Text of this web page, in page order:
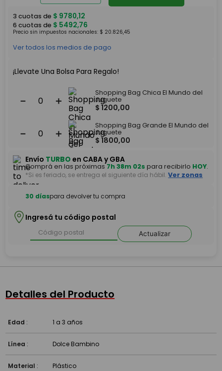
3 cuotas de $ 9780,12
6 cuotas de $ 5492,76
Precio sin impuestos nacionales: $ 20.826,45
Ver todos los medios de pago
¡Llevate Una Bolsa Para Regalo!
＋
－
Shopping Bag Chica El Mundo del
Juguete
$ 1200,00
＋
－
Shopping Bag Grande El Mundo del
Juguete
$ 1800,00
Envío TURBO en CABA y GBA
Comprá en las próximas7h 38m 02s para recibirlo HOY.
*Si es feriado, se entrega el siguiente día hábil. Ver zonas
30 díaspara devolver tu compra
Ingresá tu código postal
Actualizar
Detalles del Producto
Edad : 1 a 3 años
Línea : Dolce Bambino
Material : Plástico